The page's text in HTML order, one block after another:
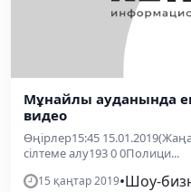
Мұнайлы ауданында
видео
Өңірлер15:45
сілтеме алу193 0 0Полици...
15 қаңтар 2019•Шоу-